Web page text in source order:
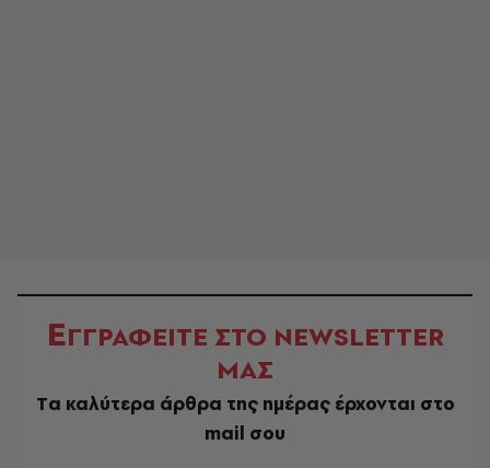
ΕΓΓΡΑΦΕΙΤΕ ΣΤΟ NEWSLETTER
ΜΑΣ
Tα καλύτερα άρθρα της ημέρας έρχονται στο
mail σου